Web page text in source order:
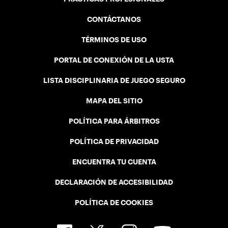
CONTÁCTANOS
TÉRMINOS DE USO
PORTAL DE CONEXIÓN DE LA USTA
LISTA DISCIPLINARIA DE JUEGO SEGURO
MAPA DEL SITIO
POLÍTICA PARA ÁRBITROS
POLÍTICA DE PRIVACIDAD
ENCUENTRA TU CUENTA
DECLARACIÓN DE ACCESIBILIDAD
POLÍTICA DE COOKIES